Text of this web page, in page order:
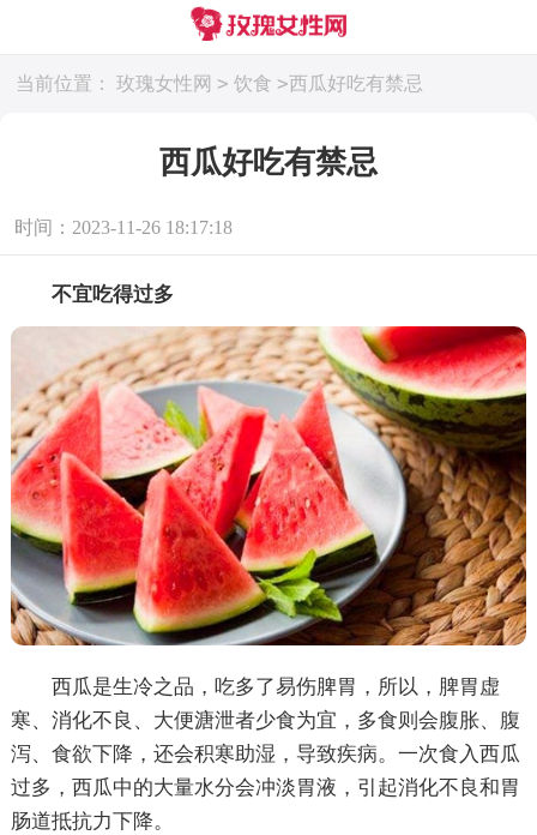
当前位置： 玫瑰女性网 > 饮食 >西瓜好吃有禁忌
西瓜好吃有禁忌
时间：2023-11-26 18:17:18
不宜吃得过多
西瓜是生冷之品，吃多了易伤脾胃，所以，脾胃虚
寒、消化不良、大便溏泄者少食为宜，多食则会腹胀、腹
泻、食欲下降，还会积寒助湿，导致疾病。一次食入西瓜
过多，西瓜中的大量水分会冲淡胃液，引起消化不良和胃
肠道抵抗力下降。